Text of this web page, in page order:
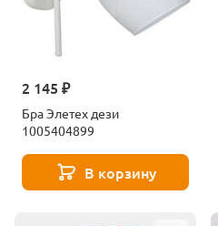
2 145 ₽
Бра Элетех дези
1005404899
В корзину